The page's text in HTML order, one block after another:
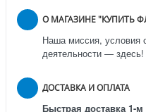
О МАГАЗИНЕ "КУПИТЬ
Наша миссия, условия
деятельности — здесь!
ДОСТАВКА И ОПЛАТА
Быстрая доставка 1-м